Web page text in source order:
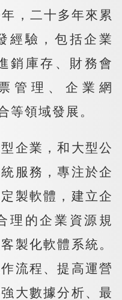
，二十多年來累
經驗，包括企業
銷庫存、財務會
管理、企業網
等領域發展。
企業，和大型公
服務，專注於企
製軟體，建立企
理的企業資源規
製化軟體系統。
流程、提高運營
大數據分析、最